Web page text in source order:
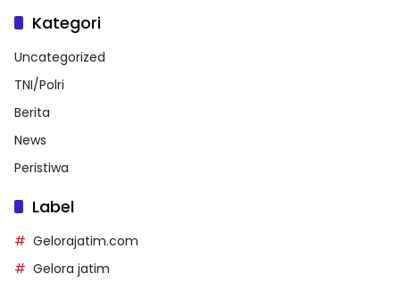
Kategori
Uncategorized
TNI/Polri
Berita
News
Peristiwa
Label
Gelorajatim.com
Gelora jatim